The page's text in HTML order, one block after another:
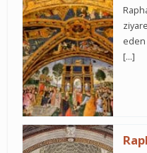
eden
[…]